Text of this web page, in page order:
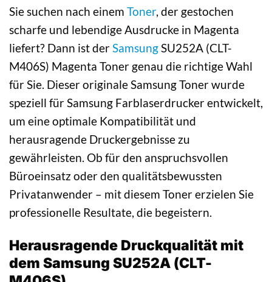
Sie suchen nach einem Toner, der gestochen
scharfe und lebendige Ausdrucke in Magenta
liefert? Dann ist derSamsungSU252A (CLT-
M406S) Magenta Toner genau die richtige Wahl
für Sie. Dieser originale Samsung Toner wurde
speziell für Samsung Farblaserdrucker entwickelt,
um eine optimale Kompatibilität und
herausragende Druckergebnisse zu
gewährleisten. Ob für den anspruchsvollen
Büroeinsatz oder den qualitätsbewussten
Privatanwender – mit diesem Toner erzielen Sie
professionelle Resultate, die begeistern.
Herausragende Druckqualität mit
dem Samsung SU252A (CLT-